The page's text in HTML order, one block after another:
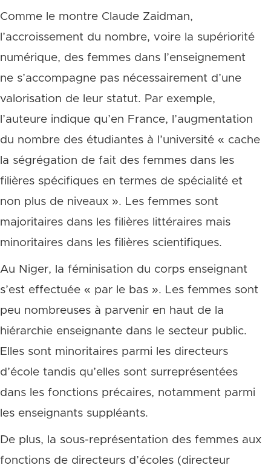
Comme le montre Claude Zaidman,
l’accroissement du nombre, voire la supériorité
numérique, des femmes dans l’enseignement
ne s’accompagne pas nécessairement d’une
valorisation de leur statut. Par exemple,
l’auteure indique qu’en France, l’augmentation
du nombre des étudiantes à l’université « cache
la ségrégation de fait des femmes dans les
filières spécifiques en termes de spécialité et
non plus de niveaux ». Les femmes sont
majoritaires dans les filières littéraires mais
minoritaires dans les filières scientifiques.
Au Niger, la féminisation du corps enseignant
s’est effectuée « par le bas ». Les femmes sont
peu nombreuses à parvenir en haut de la
hiérarchie enseignante dans le secteur public.
Elles sont minoritaires parmi les directeurs
d’école tandis qu’elles sont surreprésentées
dans les fonctions précaires, notamment parmi
les enseignants suppléants.
De plus, la sous-représentation des femmes aux
fonctions de directeurs d’écoles (directeur